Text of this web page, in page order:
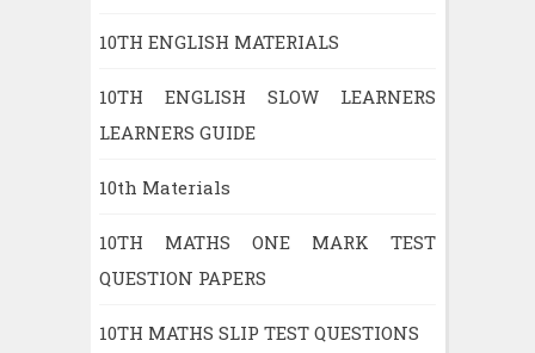
10TH ENGLISH MATERIALS
10TH ENGLISH SLOW LEARNERS
LEARNERS GUIDE
10th Materials
10TH MATHS ONE MARK TEST
QUESTION PAPERS
10TH MATHS SLIP TEST QUESTIONS